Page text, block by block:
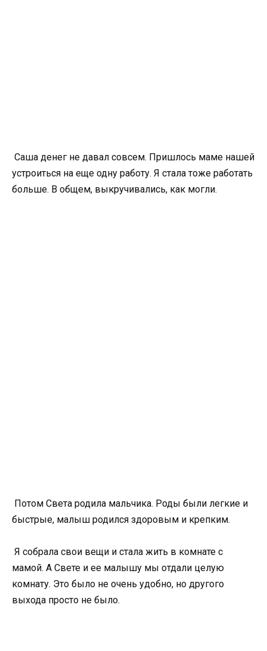
Саша денег не давал совсем. Пришлось маме нашей
устроиться на еще одну работу. Я стала тоже работать
больше. В общем, выкручивались, как могли.
Потом Света родила мальчика. Роды были легкие и
быстрые, малыш родился здоровым и крепким.
Я собрала свои вещи и стала жить в комнате с
мамой. А Свете и ее малышу мы отдали целую
комнату. Это было не очень удобно, но другого
выхода просто не было.